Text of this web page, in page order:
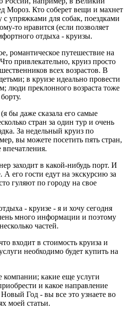
Мороз. Кто соберет вещи и махнет
упряжками для собак, поездками
то нравится (если позволяет
отдыха - круизы.
романтическое путешествие на
привлекательно, круиз просто
всех возрастов. В
в круизе идеально провести
люди преклонного возраста тоже
бы даже сказала его самые
стран за один тур и очень
За недельный круиз по
вы можете посетить пять стран,
заходит в какой-нибудь порт. И
А его гости едут на экскурсию за
гуляют по городу на свое
- круизе - я и хочу сегодня
много информации и поэтому
частей.
входит в стоимость круиза и
необходимо будет купить на
какие еще услуги
и какое направление
Год - вы все это узнаете во
моей статьи.